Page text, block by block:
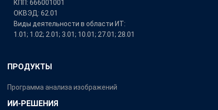
КПП: 666001001
ОКВЭД: 62.01
Виды деятельности в области ИТ:
1.01; 1.02; 2.01; 3.01; 10.01; 27.01; 28.01
ПРОДУКТЫ
Программа анализа изображений
ИИ-РЕШЕНИЯ